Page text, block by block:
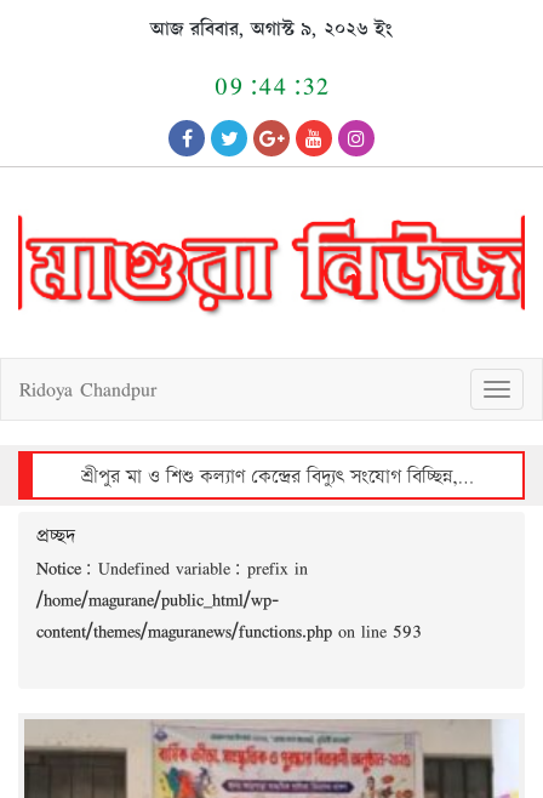
আজ রবিবার, অগাস্ট ৯, ২০২৬ ইং
09:44:32
T
o
g
g
l
a
t
Ridoya Chandpur
শ্রীপুর মা ও শিশু কল্যাণ কেন্দ্রের বিদ্যুৎ সংযোগ বিচ্ছিন্ন, রোগীদের দুর্ভোগ
প্রচ্ছদ
Notice : Undefined variable: prefix in
/home/magurane/public_html/wp-
content/themes/maguranews/functions.php on line 593